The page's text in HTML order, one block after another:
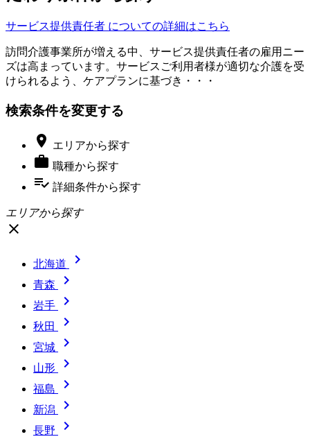
サービス提供責任者 についての詳細はこちら
訪問介護事業所が増える中、サービス提供責任者の雇用ニー
ズは高まっています。サービスご利用者様が適切な介護を受
けられるよう、ケアプランに基づき・・・
検索条件を変更する
 エリアから探す
 職種から探す
playlist_add_check 詳細条件から探す
エリアから探す
close
北海道 
青森 
岩手 
秋田 
宮城 
山形 
福島 
新潟 
長野 